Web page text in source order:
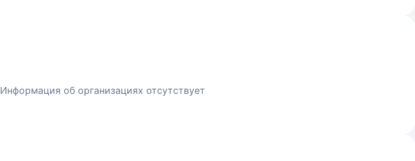
Информация об организациях отсутствует